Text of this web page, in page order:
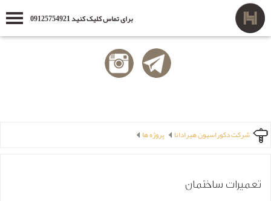
برای تماس کلیک کنید 09125754921
شرکت دکوراسیون هیرادانا پروژه ها
تعمیرات ساختمان